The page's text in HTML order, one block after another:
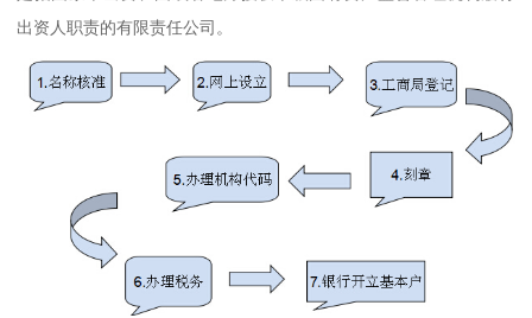
出资人职责的有限责任公司。